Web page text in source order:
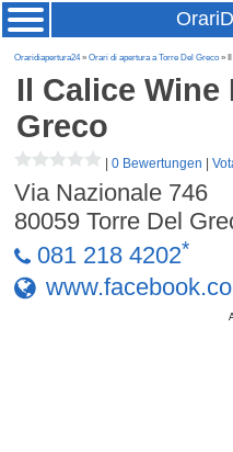
Oraridiapertura24»Orari di apertura a Torre Del Greco »
Il Calice Wine
Greco
|0 Bewertungen |
Via Nazionale 746
80059 Torre Del
081 218 4202*